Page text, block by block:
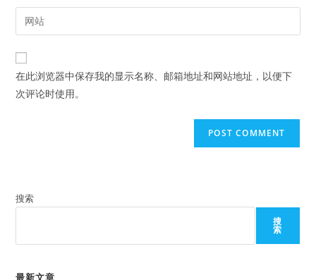
comment
email
address
comment
Enter
your
website
URL
(optional)
在此浏览器中保存我的显示名称、邮箱地址和网站地址，以便下
次评论时使用。
搜索
搜
索
最新文章